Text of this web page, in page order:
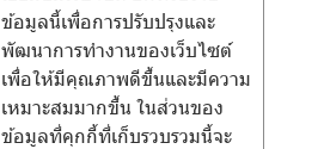
ข้อมูลนี้เพื่อการปรับปรุงและ
พัฒนาการทำงานของเว็บไซต์
เพื่อให้มีคุณภาพดีขึ้นและมีความ
เหมาะสมมากขึ้น ในส่วนของ
ข้อมูลที่คุกกี้ที่เก็บรวบรวมนี้จะ